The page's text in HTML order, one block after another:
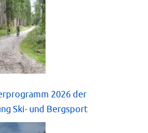
2026 der
Ski- und Bergsport